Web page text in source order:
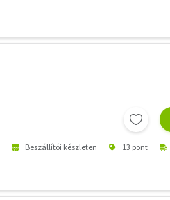
Beszállítói készleten 13 pont